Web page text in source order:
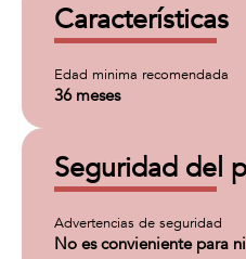
Características
Edad minima recomendada
36 meses
Seguridad del
Advertencias de seguridad
No es convieniente para